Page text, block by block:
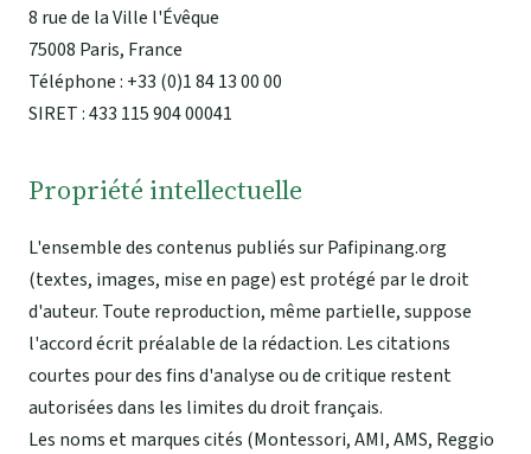
8 rue de la Ville l'Évêque
75008 Paris, France
Téléphone : +33 (0)1 84 13 00 00
SIRET : 433 115 904 00041
Propriété intellectuelle
L'ensemble des contenus publiés sur Pafipinang.org
(textes, images, mise en page) est protégé par le droit
d'auteur. Toute reproduction, même partielle, suppose
l'accord écrit préalable de la rédaction. Les citations
courtes pour des fins d'analyse ou de critique restent
autorisées dans les limites du droit français.
Les noms et marques cités (Montessori, AMI, AMS, Reggio